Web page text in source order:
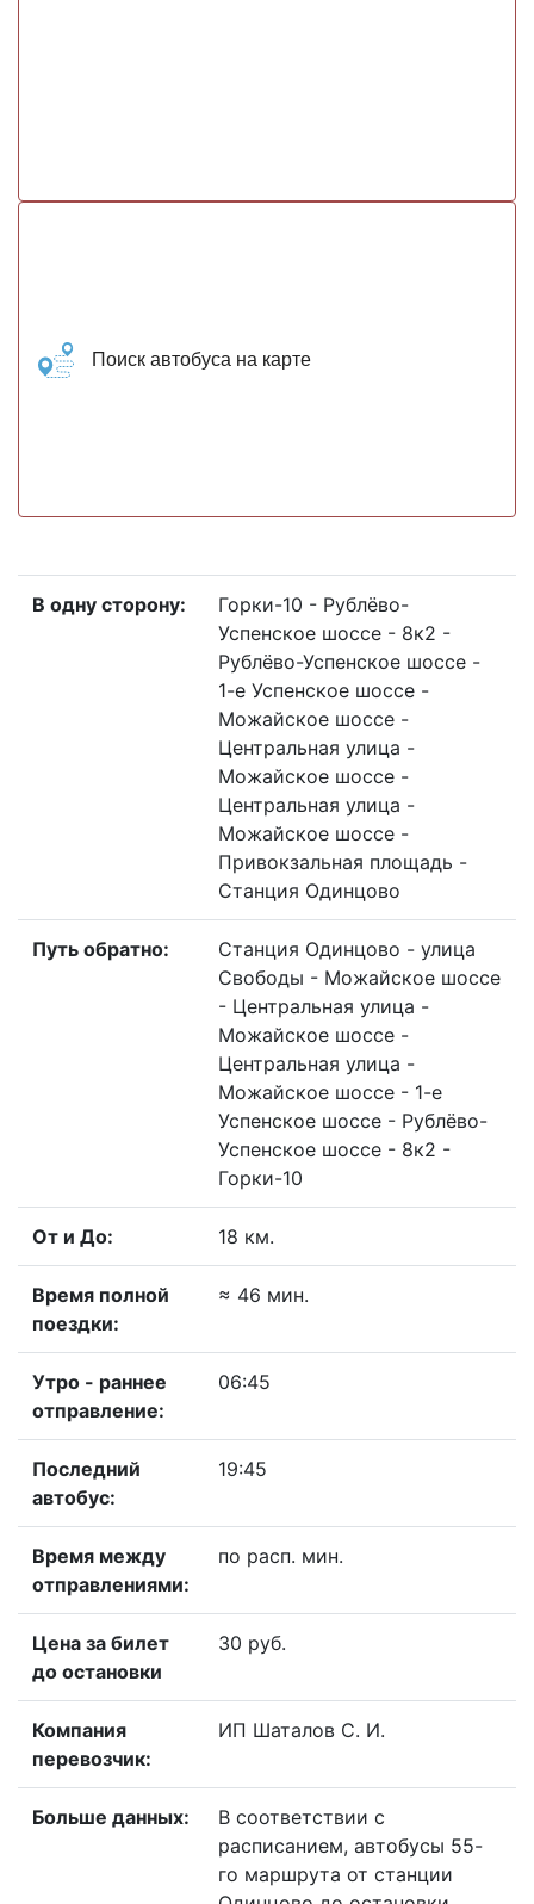
Поиск автобуса на карте
В одну сторону:
Горки-10 - Рублёво-
Успенское шоссе - 8к2 -
Рублёво-Успенское шоссе -
1-е Успенское шоссе -
Можайское шоссе -
Центральная улица -
Можайское шоссе -
Центральная улица -
Можайское шоссе -
Привокзальная площадь -
Станция Одинцово
Путь обратно:
Станция Одинцово - улица
Свободы - Можайское шоссе
- Центральная улица -
Можайское шоссе -
Центральная улица -
Можайское шоссе - 1-е
Успенское шоссе - Рублёво-
Успенское шоссе - 8к2 -
Горки-10
От и До: 18 км.
Время полной
поездки:
≈ 46 мин.
Утро - раннее
отправление:
06:45
Последний
автобус:
19:45
Время между
отправлениями:
по расп. мин.
Цена за билет
до остановки
30 руб.
Компания
перевозчик:
ИП Шаталов С. И.
Больше данных:
В соответствии с
расписанием, автобусы 55-
го маршрута от станции